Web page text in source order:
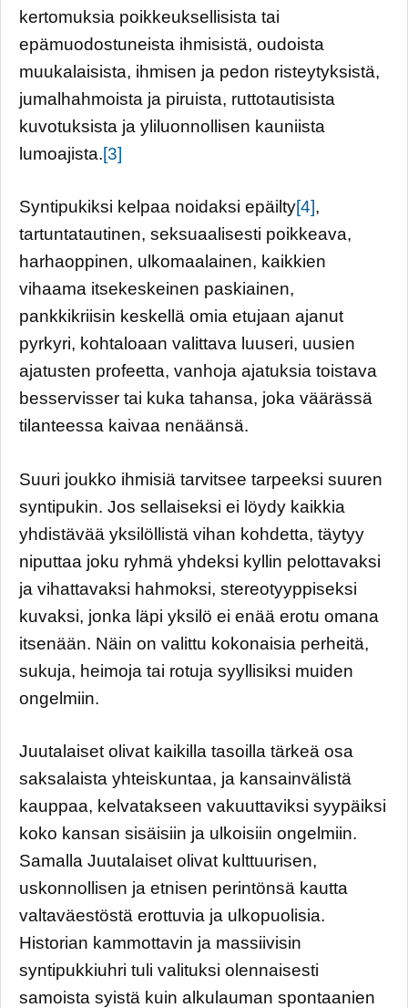
kertomuksia poikkeuksellisista tai
epämuodostuneista ihmisistä, oudoista
muukalaisista, ihmisen ja pedon risteytyksistä,
jumalhahmoista ja piruista, ruttotautisista
kuvotuksista ja yliluonnollisen kauniista
lumoajista.[3]
Syntipukiksi kelpaa noidaksi epäilty[4],
tartuntatautinen, seksuaalisesti poikkeava,
harhaoppinen, ulkomaalainen, kaikkien
vihaama itsekeskeinen paskiainen,
pankkikriisin keskellä omia etujaan ajanut
pyrkyri, kohtaloaan valittava luuseri, uusien
ajatusten profeetta, vanhoja ajatuksia toistava
besservisser tai kuka tahansa, joka väärässä
tilanteessa kaivaa nenäänsä.
Suuri joukko ihmisiä tarvitsee tarpeeksi suuren
syntipukin. Jos sellaiseksi ei löydy kaikkia
yhdistävää yksilöllistä vihan kohdetta, täytyy
niputtaa joku ryhmä yhdeksi kyllin pelottavaksi
ja vihattavaksi hahmoksi, stereotyyppiseksi
kuvaksi, jonka läpi yksilö ei enää erotu omana
itsenään. Näin on valittu kokonaisia perheitä,
sukuja, heimoja tai rotuja syyllisiksi muiden
ongelmiin.
Juutalaiset olivat kaikilla tasoilla tärkeä osa
saksalaista yhteiskuntaa, ja kansainvälistä
kauppaa, kelvatakseen vakuuttaviksi syypäiksi
koko kansan sisäisiin ja ulkoisiin ongelmiin.
Samalla Juutalaiset olivat kulttuurisen,
uskonnollisen ja etnisen perintönsä kautta
valtaväestöstä erottuvia ja ulkopuolisia.
Historian kammottavin ja massiivisin
syntipukkiuhri tuli valituksi olennaisesti
samoista syistä kuin alkulauman spontaanien